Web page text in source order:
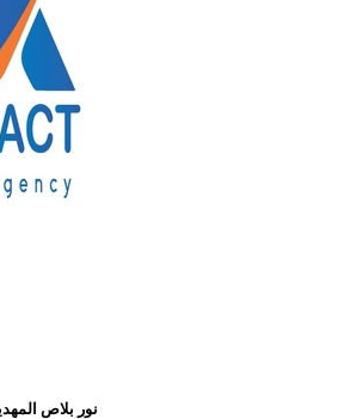
نور بلاص